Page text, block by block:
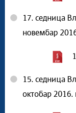
17. седница
новембар
15. седница
октобар 2016.